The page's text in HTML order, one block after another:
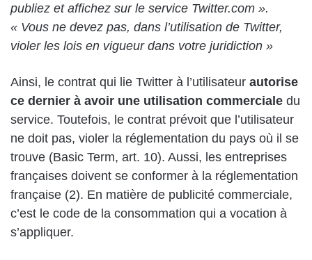
publiez et affichez sur le service Twitter.com ».
« Vous ne devez pas, dans l’utilisation de Twitter,
violer les lois en vigueur dans votre juridiction »
Ainsi, le contrat qui lie Twitter à l’utilisateur autorise
ce dernier à avoir une utilisation commerciale du
service. Toutefois, le contrat prévoit que l’utilisateur
ne doit pas, violer la réglementation du pays où il se
trouve (Basic Term, art. 10). Aussi, les entreprises
françaises doivent se conformer à la réglementation
française (2). En matière de publicité commerciale,
c’est le code de la consommation qui a vocation à
s’appliquer.